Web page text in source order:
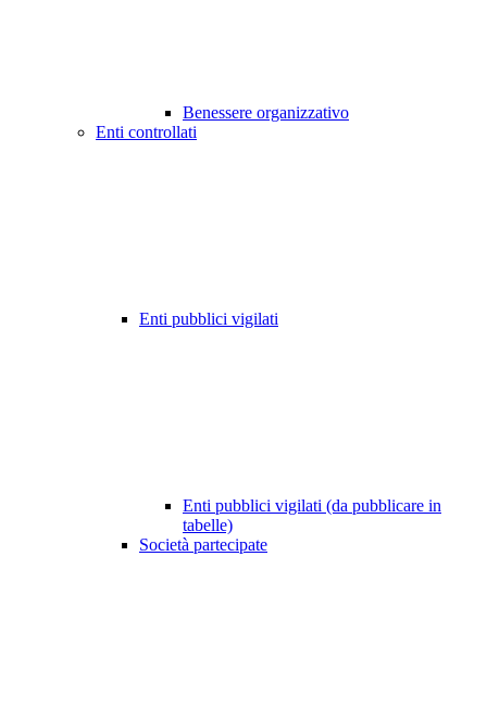
Benessere organizzativo
Enti controllati
Enti pubblici vigilati
Enti pubblici vigilati (da pubblicare in
tabelle)
Società partecipate